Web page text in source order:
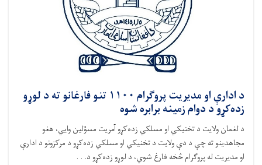
د ادارې او مدیریت پروګرام ۱۱۰۰ تنو فارغانو ته د لوړو
زده‌کړو د دوام زمینه برابره شوه
د لغمان ولایت د تخنیکي او مسلکي زده‌کړو آمریت مسؤلین وایي، هغو
مجاهدینو ته چې د دې ولایت د تخنیکي او مسلکي زده‌کړو د مرکزونو د ادارې
او مدیریت له پروګرام څخه فارغ شوي، د لوړو زده‌کړو د. . .